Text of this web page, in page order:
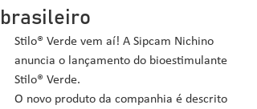
brasileiro
Stilo® Verde vem aí! A Sipcam Nichino
anuncia o lançamento do bioestimulante
Stilo® Verde.
O novo produto da companhia é descrito